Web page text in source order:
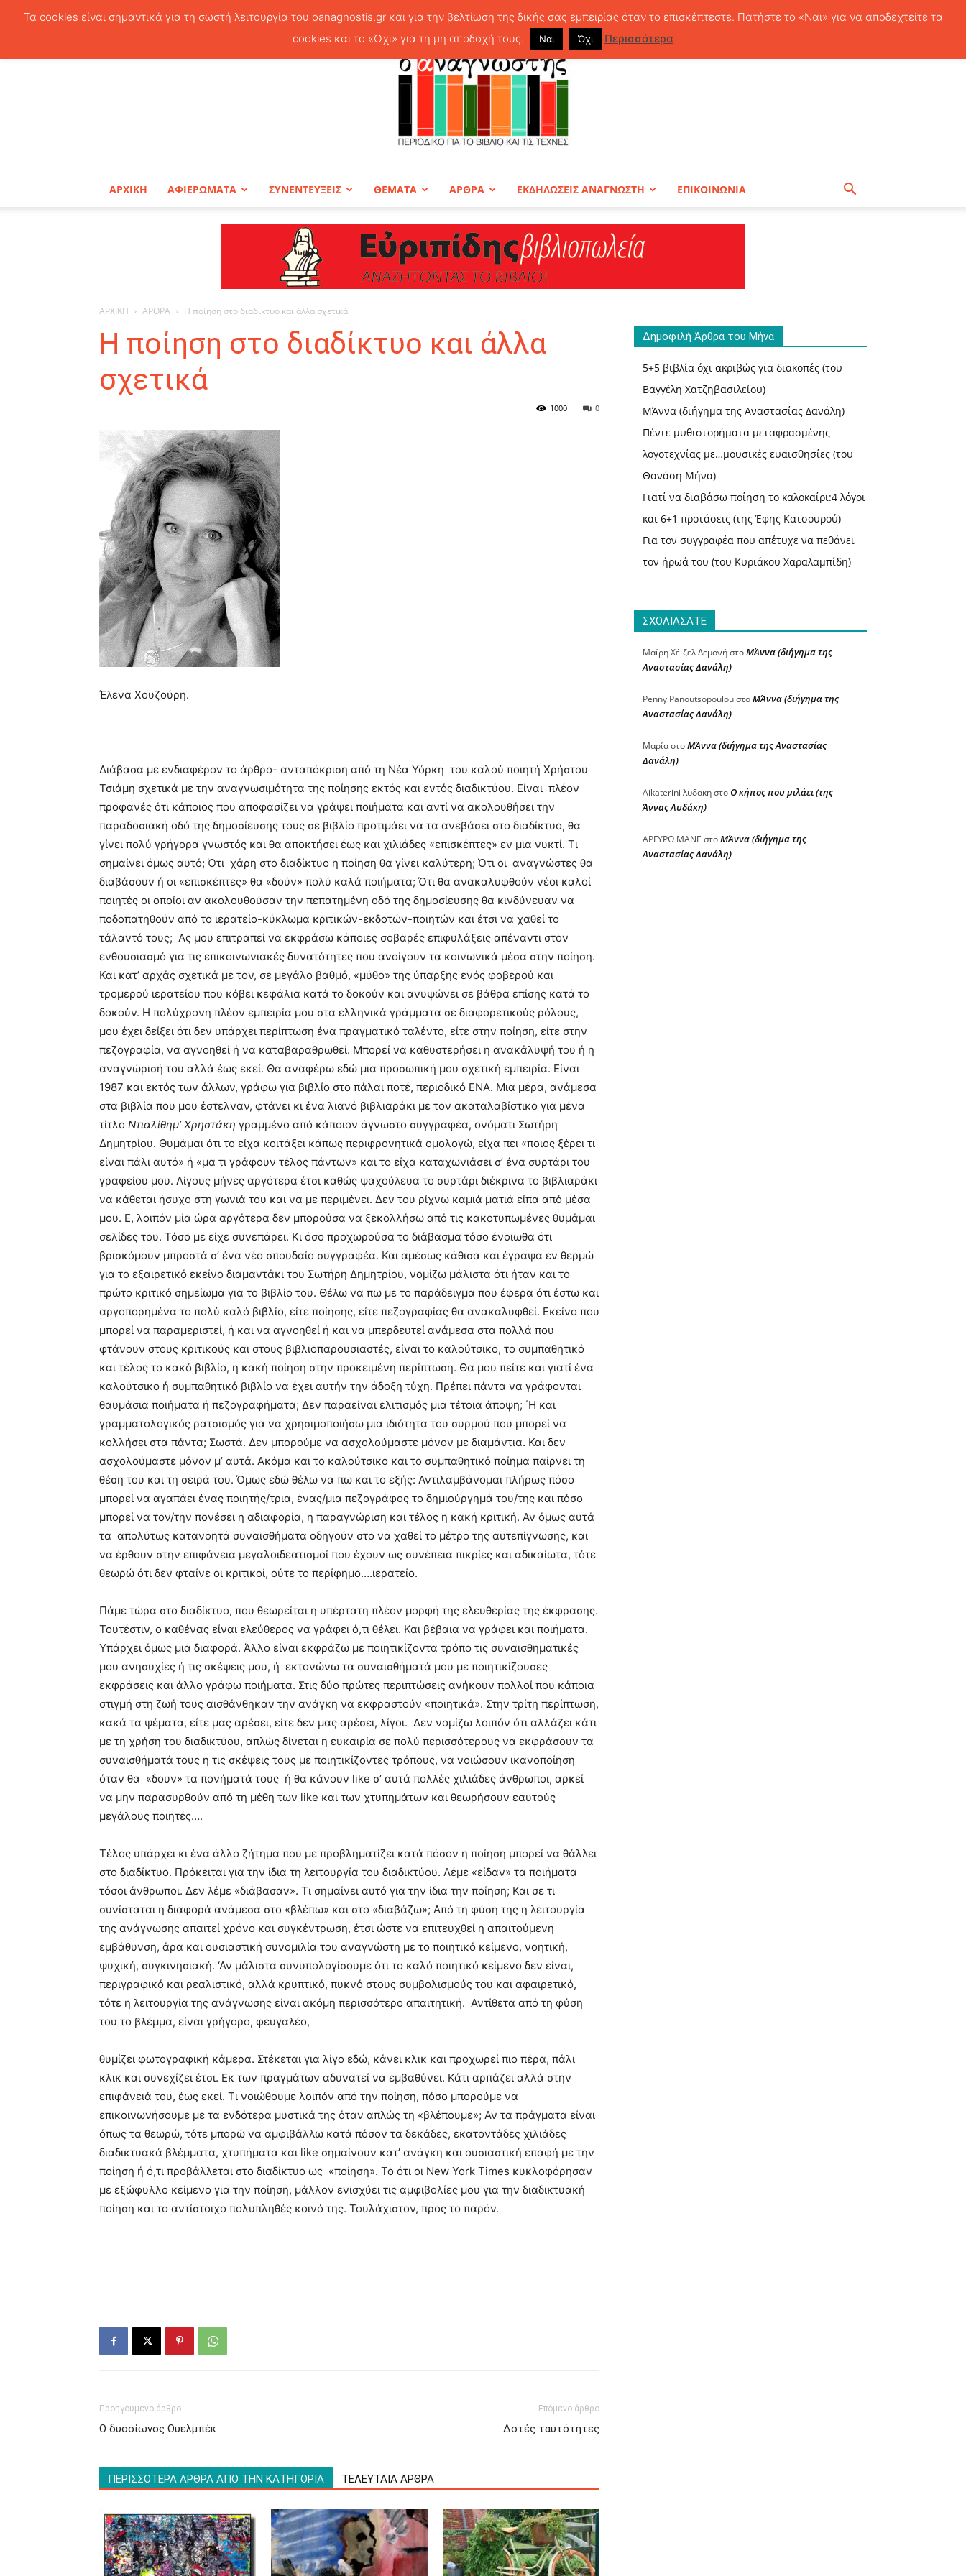
Σάββατο, 8 Αυγούστου, 2026
ΑΝΑΓΝΩΣΤΗΣ
ΤΕΧΝΕΣ
ΑΡΧΙΚΗ ΑΦΙΕΡΩΜΑΤΑ ΣΥΝΕΝΤΕΥΞΕΙΣ ΘΕΜΑΤΑ ΑΡΘΡΑ ΕΚΔΗΛΩΣΕΙΣ ΑΝΑΓΝΩΣΤΗ ΕΠΙΚΟΙΝΩΝΙΑ
ΑΡΧΙΚΗ ΑΡΘΡΑ Η ποίηση στο διαδίκτυο και άλλα σχετικά
Η ποίηση στο διαδίκτυο και άλλα
σχετικά
0
1000
Έλενα Χουζούρη.
Διάβασα με ενδιαφέρον το άρθρο- ανταπόκριση από τη Νέα Υόρκη του καλού ποιητή Χρήστου
Τσιάμη σχετικά με την αναγνωσιμότητα της ποίησης εκτός και εντός διαδικτύου. Είναι πλέον
προφανές ότι κάποιος που αποφασίζει να γράψει ποιήματα και αντί να ακολουθήσει την
παραδοσιακή οδό της δημοσίευσης τους σε βιβλίο προτιμάει να τα ανεβάσει στο διαδίκτυο, θα
γίνει πολύ γρήγορα γνωστός και θα αποκτήσει έως και χιλιάδες «επισκέπτες» εν μια νυκτί. Τι
σημαίνει όμως αυτό; Ότι χάρη στο διαδίκτυο η ποίηση θα γίνει καλύτερη; Ότι οι αναγνώστες θα
διαβάσουν ή οι «επισκέπτες» θα «δούν» πολύ καλά ποιήματα; Ότι θα ανακαλυφθούν νέοι καλοί
ποιητές οι οποίοι αν ακολουθούσαν την πεπατημένη οδό της δημοσίευσης θα κινδύνευαν να
ποδοπατηθούν από το ιερατείο-κύκλωμα κριτικών-εκδοτών-ποιητών και έτσι να χαθεί το
τάλαντό τους; Ας μου επιτραπεί να εκφράσω κάποιες σοβαρές επιφυλάξεις απέναντι στον
ενθουσιασμό για τις επικοινωνιακές δυνατότητες που ανοίγουν τα κοινωνικά μέσα στην ποίηση.
Και κατ’ αρχάς σχετικά με τον, σε μεγάλο βαθμό, «μύθο» της ύπαρξης ενός φοβερού και
τρομερού ιερατείου που κόβει κεφάλια κατά το δοκούν και ανυψώνει σε βάθρα επίσης κατά το
δοκούν. Η πολύχρονη πλέον εμπειρία μου στα ελληνικά γράμματα σε διαφορετικούς ρόλους,
μου έχει δείξει ότι δεν υπάρχει περίπτωση ένα πραγματικό ταλέντο, είτε στην ποίηση, είτε στην
πεζογραφία, να αγνοηθεί ή να καταβαραθρωθεί. Μπορεί να καθυστερήσει η ανακάλυψή του ή η
αναγνώρισή του αλλά έως εκεί. Θα αναφέρω εδώ μια προσωπική μου σχετική εμπειρία. Είναι
1987 και εκτός των άλλων, γράφω για βιβλίο στο πάλαι ποτέ, περιοδικό ΕΝΑ. Μια μέρα, ανάμεσα
στα βιβλία που μου έστελναν, φτάνει κι ένα λιανό βιβλιαράκι με τον ακαταλαβίστικο για μένα
τίτλο Ντιαλίθημ’ Χρηστάκη γραμμένο από κάποιον άγνωστο συγγραφέα, ονόματι Σωτήρη
Δημητρίου. Θυμάμαι ότι το είχα κοιτάξει κάπως περιφρονητικά ομολογώ, είχα πει «ποιος ξέρει τι
είναι πάλι αυτό» ή «μα τι γράφουν τέλος πάντων» και το είχα καταχωνιάσει σ’ ένα συρτάρι του
γραφείου μου. Λίγους μήνες αργότερα έτσι καθώς ψαχούλευα το συρτάρι διέκρινα το βιβλιαράκι
να κάθεται ήσυχο στη γωνιά του και να με περιμένει. Δεν του ρίχνω καμιά ματιά είπα από μέσα
μου. Ε, λοιπόν μία ώρα αργότερα δεν μπορούσα να ξεκολλήσω από τις κακοτυπωμένες θυμάμαι
σελίδες του. Τόσο με είχε συνεπάρει. Κι όσο προχωρούσα το διάβασμα τόσο ένοιωθα ότι
βρισκόμουν μπροστά σ’ ένα νέο σπουδαίο συγγραφέα. Και αμέσως κάθισα και έγραψα εν θερμώ
για το εξαιρετικό εκείνο διαμαντάκι του Σωτήρη Δημητρίου, νομίζω μάλιστα ότι ήταν και το
πρώτο κριτικό σημείωμα για το βιβλίο του. Θέλω να πω με το παράδειγμα που έφερα ότι έστω και
αργοπορημένα το πολύ καλό βιβλίο, είτε ποίησης, είτε πεζογραφίας θα ανακαλυφθεί. Εκείνο που
μπορεί να παραμεριστεί, ή και να αγνοηθεί ή και να μπερδευτεί ανάμεσα στα πολλά που
φτάνουν στους κριτικούς και στους βιβλιοπαρουσιαστές, είναι το καλούτσικο, το συμπαθητικό
και τέλος το κακό βιβλίο, η κακή ποίηση στην προκειμένη περίπτωση. Θα μου πείτε και γιατί ένα
καλούτσικο ή συμπαθητικό βιβλίο να έχει αυτήν την άδοξη τύχη. Πρέπει πάντα να γράφονται
θαυμάσια ποιήματα ή πεζογραφήματα; Δεν παραείναι ελιτισμός μια τέτοια άποψη; ΄Η και
γραμματολογικός ρατσισμός για να χρησιμοποιήσω μια ιδιότητα του συρμού που μπορεί να
κολλήσει στα πάντα; Σωστά. Δεν μπορούμε να ασχολούμαστε μόνον με διαμάντια. Και δεν
ασχολούμαστε μόνον μ’ αυτά. Ακόμα και το καλούτσικο και το συμπαθητικό ποίημα παίρνει τη
θέση του και τη σειρά του. Όμως εδώ θέλω να πω και το εξής: Αντιλαμβάνομαι πλήρως πόσο
μπορεί να αγαπάει ένας ποιητής/τρια, ένας/μια πεζογράφος το δημιούργημά του/της και πόσο
μπορεί να τον/την πονέσει η αδιαφορία, η παραγνώριση και τέλος η κακή κριτική. Αν όμως αυτά
τα απολύτως κατανοητά συναισθήματα οδηγούν στο να χαθεί το μέτρο της αυτεπίγνωσης, και
να έρθουν στην επιφάνεια μεγαλοιδεατισμοί που έχουν ως συνέπεια πικρίες και αδικαίωτα, τότε
θεωρώ ότι δεν φταίνε οι κριτικοί, ούτε το περίφημο….ιερατείο.
Πάμε τώρα στο διαδίκτυο, που θεωρείται η υπέρτατη πλέον μορφή της ελευθερίας της έκφρασης.
Τουτέστιν, ο καθένας είναι ελεύθερος να γράφει ό,τι θέλει. Και βέβαια να γράφει και ποιήματα.
Υπάρχει όμως μια διαφορά. Άλλο είναι εκφράζω με ποιητικίζοντα τρόπο τις συναισθηματικές
μου ανησυχίες ή τις σκέψεις μου, ή εκτονώνω τα συναισθήματά μου με ποιητικίζουσες
εκφράσεις και άλλο γράφω ποιήματα. Στις δύο πρώτες περιπτώσεις ανήκουν πολλοί που κάποια
στιγμή στη ζωή τους αισθάνθηκαν την ανάγκη να εκφραστούν «ποιητικά». Στην τρίτη περίπτωση,
κακά τα ψέματα, είτε μας αρέσει, είτε δεν μας αρέσει, λίγοι. Δεν νομίζω λοιπόν ότι αλλάζει κάτι
με τη χρήση του διαδικτύου, απλώς δίνεται η ευκαιρία σε πολύ περισσότερους να εκφράσουν τα
συναισθήματά τους η τις σκέψεις τους με ποιητικίζοντες τρόπους, να νοιώσουν ικανοποίηση
όταν θα «δουν» τα πονήματά τους ή θα κάνουν like σ’ αυτά πολλές χιλιάδες άνθρωποι, αρκεί
να μην παρασυρθούν από τη μέθη των like και των χτυπημάτων και θεωρήσουν εαυτούς
μεγάλους ποιητές….
Τέλος υπάρχει κι ένα άλλο ζήτημα που με προβληματίζει κατά πόσον η ποίηση μπορεί να θάλλει
στο διαδίκτυο. Πρόκειται για την ίδια τη λειτουργία του διαδικτύου. Λέμε «είδαν» τα ποιήματα
τόσοι άνθρωποι. Δεν λέμε «διάβασαν». Τι σημαίνει αυτό για την ίδια την ποίηση; Και σε τι
συνίσταται η διαφορά ανάμεσα στο «βλέπω» και στο «διαβάζω»; Από τη φύση της η λειτουργία
της ανάγνωσης απαιτεί χρόνο και συγκέντρωση, έτσι ώστε να επιτευχθεί η απαιτούμενη
εμβάθυνση, άρα και ουσιαστική συνομιλία του αναγνώστη με το ποιητικό κείμενο, νοητική,
ψυχική, συγκινησιακή. ‘Αν μάλιστα συνυπολογίσουμε ότι το καλό ποιητικό κείμενο δεν είναι,
περιγραφικό και ρεαλιστικό, αλλά κρυπτικό, πυκνό στους συμβολισμούς του και αφαιρετικό,
τότε η λειτουργία της ανάγνωσης είναι ακόμη περισσότερο απαιτητική. Αντίθετα από τη φύση
του το βλέμμα, είναι γρήγορο, φευγαλέο,
θυμίζει φωτογραφική κάμερα. Στέκεται για λίγο εδώ, κάνει κλικ και προχωρεί πιο πέρα, πάλι
κλικ και συνεχίζει έτσι. Εκ των πραγμάτων αδυνατεί να εμβαθύνει. Κάτι αρπάζει αλλά στην
επιφάνειά του, έως εκεί. Τι νοιώθουμε λοιπόν από την ποίηση, πόσο μπορούμε να
επικοινωνήσουμε με τα ενδότερα μυστικά της όταν απλώς τη «βλέπουμε»; Αν τα πράγματα είναι
όπως τα θεωρώ, τότε μπορώ να αμφιβάλλω κατά πόσον τα δεκάδες, εκατοντάδες χιλιάδες
διαδικτυακά βλέμματα, χτυπήματα και like σημαίνουν κατ’ ανάγκη και ουσιαστική επαφή με την
ποίηση ή ό,τι προβάλλεται στο διαδίκτυο ως «ποίηση». Το ότι οι New York Times κυκλοφόρησαν
με εξώφυλλο κείμενο για την ποίηση, μάλλον ενισχύει τις αμφιβολίες μου για την διαδικτυακή
ποίηση και το αντίστοιχο πολυπληθές κοινό της. Τουλάχιστον, προς το παρόν.
Προηγούμενο άρθρο
Ο δυσοίωνος Ουελμπέκ
Επόμενο άρθρο
Δοτές ταυτότητες
ΠΕΡΙΣΣΟΤΕΡΑ ΑΡΘΡΑ ΑΠΟ ΤΗΝ ΚΑΤΗΓΟΡΙΑ ΤΕΛΕΥΤΑΙΑ ΑΡΘΡΑ
Δημοφιλή Άρθρα του Μήνα
5+5 βιβλία όχι ακριβώς για διακοπές (του
Βαγγέλη Χατζηβασιλείου)
ΜΆννα (διήγημα της Αναστασίας Δανάλη)
Πέντε μυθιστορήματα μεταφρασμένης
λογοτεχνίας με…μουσικές ευαισθησίες (του
Θανάση Μήνα)
Γιατί να διαβάσω ποίηση το καλοκαίρι:4 λόγοι
και 6+1 προτάσεις (της Έφης Κατσουρού)
Για τον συγγραφέα που απέτυχε να πεθάνει
τον ήρωά του (του Κυριάκου Χαραλαμπίδη)
ΣΧΟΛΙΑΣΑΤΕ
Μαίρη Χέιζελ ΛεμονήστοΜΆννα (διήγημα της
Αναστασίας Δανάλη)
Penny PanoutsopoulouστοΜΆννα (διήγημα της
Αναστασίας Δανάλη)
ΜαρίαστοΜΆννα (διήγημα της Αναστασίας
Δανάλη)
Aikaterini λυδακηστοΟ κήπος που μιλάει (της
Άννας Λυδάκη)
ΑΡΓΥΡΩ ΜΑΝΕ στοΜΆννα (διήγημα της
Αναστασίας Δανάλη)
Τα cookies είναι σημαντικά για τη σωστή λειτουργία του oanagnostis.gr και για την βελτίωση της δικής σας εμπειρίας όταν το επισκέπτεστε. Πατήστε το «Ναι» για να αποδεχτείτε τα
cookies και το «Όχι» για τη μη αποδοχή τους.
Ναι Όχι Περισσότερα